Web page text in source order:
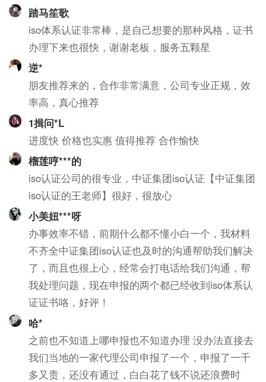
踏马笙歌
iso体系认证非常棒，是自己想要的那种风格，证书
办理下来也很快，谢谢老板，服务五颗星
逆*
朋友推荐来的，合作非常满意，公司专业正规，效
率高，真心推荐
1揖问*L
进度快 价格也实惠 值得推荐 合作愉快
榴莲哼***的
iso认证公司的很专业，中证集团iso认证【中证集团
iso认证的王老师】很好，很放心
小美妞***呀
办事效率不错，前期什么都不懂小白一个，我材料
不齐全中证集团iso认证也及时的沟通帮助我们解决
了，而且也很上心，经常会打电话给我们沟通，帮
我处理问题，现在申报的两个都已经收到iso体系认
证证书咯，好评！
哈*
之前也不知道上哪申报也不知道办理 没办法直接去
我们当地的一家代理公司申报了一个，申报了一千
多又贵，还没有通过，白白花了钱不说还浪费时